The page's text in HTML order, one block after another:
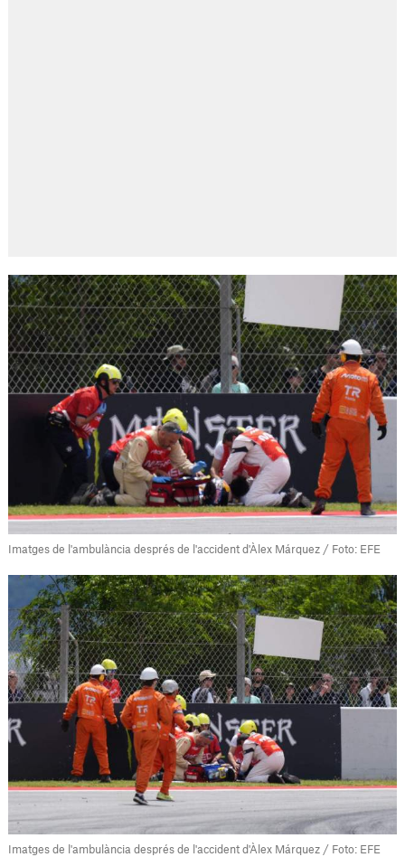
Imatges de l'ambulància després de l'accident d'Àlex Márquez / Foto: EFE
Imatges de l'ambulància després de l'accident d'Àlex Márquez / Foto: EFE